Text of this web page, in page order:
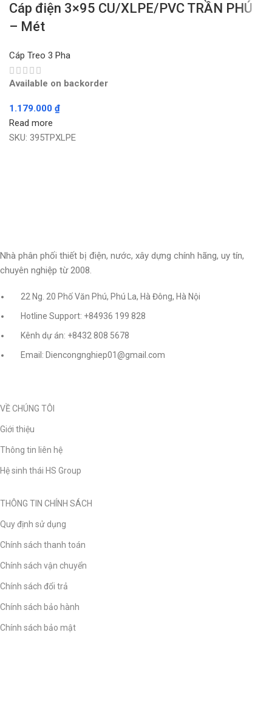
Cáp điện 3×95 CU/XLPE/PVC TRẦN PHÚ
– Mét
Cáp Treo 3 Pha
Available on backorder
1.179.000 ₫
Read more
SKU: 395TPXLPE
Nhà phân phối thiết bị điện, nước, xây dựng chính hãng, uy tín,
chuyên nghiệp từ 2008.
22 Ng. 20 Phố Văn Phú, Phú La, Hà Đông, Hà Nội
Hotline Support: +84936 199 828
Kênh dự án: +8432 808 5678
Email: Diencongnghiep01@gmail.com
VỀ CHÚNG TÔI
Giới thiệu
Thông tin liên hệ
Hệ sinh thái HS Group
THÔNG TIN CHÍNH SÁCH
Quy định sử dụng
Chính sách thanh toán
Chính sách vận chuyển
Chính sách đổi trả
Chính sách bảo hành
Chính sách bảo mật